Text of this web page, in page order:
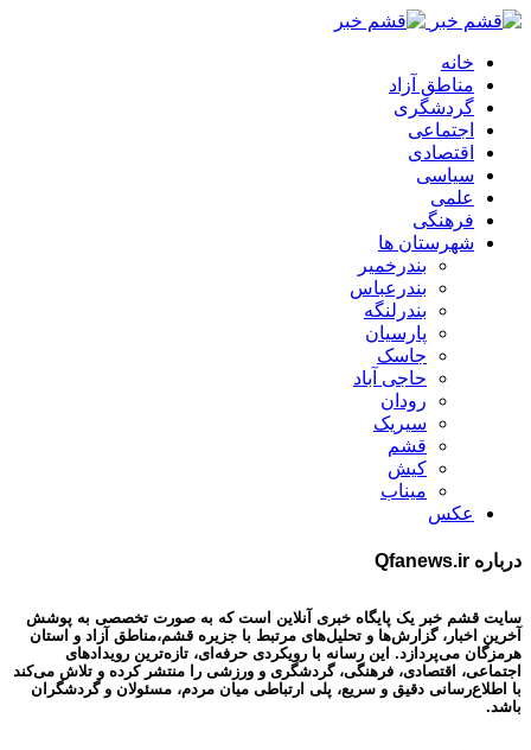
خانه
مناطق آزاد
گردشگری
اجتماعی
اقتصادی
سیاسی
علمی
فرهنگی
شهرستان ها
بندرخمیر
بندرعباس
بندرلنگه
پارسیان
جاسک
حاجی آباد
رودان
سیریک
قشم
کیش
میناب
عکس
درباره Qfanews.ir
سایت قشم خبر یک پایگاه خبری آنلاین است که به صورت تخصصی به پوشش
آخرین اخبار، گزارش‌ها و تحلیل‌های مرتبط با جزیره قشم،مناطق آزاد و استان
هرمزگان می‌پردازد. این رسانه با رویکردی حرفه‌ای، تازه‌ترین رویدادهای
اجتماعی، اقتصادی، فرهنگی، گردشگری و ورزشی را منتشر کرده و تلاش می‌کند
با اطلاع‌رسانی دقیق و سریع، پلی ارتباطی میان مردم، مسئولان و گردشگران
باشد.